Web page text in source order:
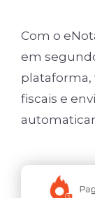
Com o
em
plataforma,
fiscais e